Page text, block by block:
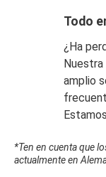
Todo
¿Ha
amplio
*Ten en cuenta que
actualmente en